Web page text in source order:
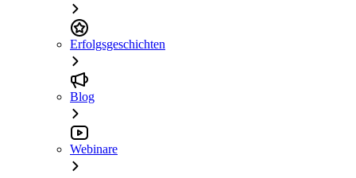
Erfolgsgeschichten
Blog
Webinare